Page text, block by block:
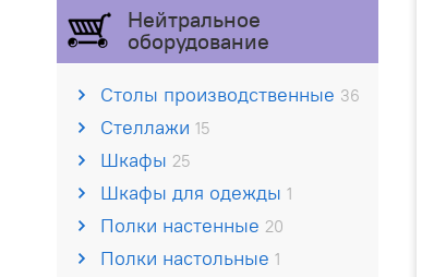
Нейтральное
оборудование
Столы производственные 36
Стеллажи 15
Шкафы 25
Шкафы для одежды 1
Полки настенные 20
Полки настольные 1